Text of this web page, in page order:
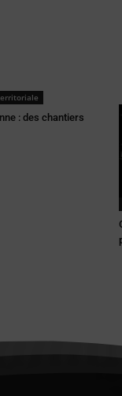
: des chantiers